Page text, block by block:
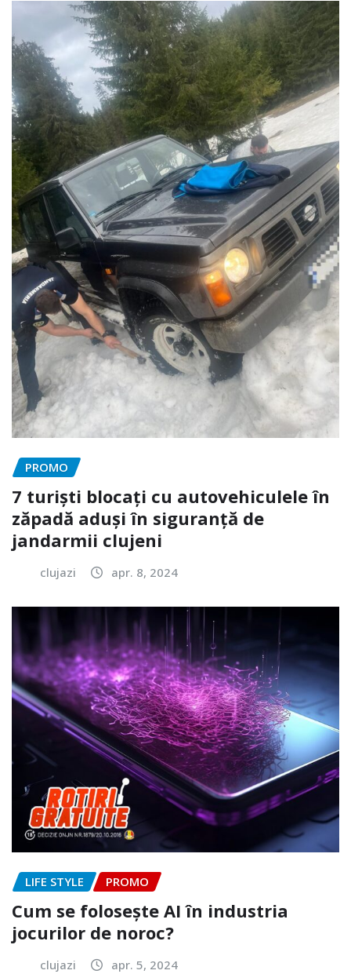
PROMO
7 turiști blocați cu autovehiculele în
zăpadă aduși în siguranță de
jandarmii clujeni
clujazi apr. 8, 2024
LIFE STYLE PROMO
Cum se folosește AI în industria
jocurilor de noroc?
clujazi apr. 5, 2024